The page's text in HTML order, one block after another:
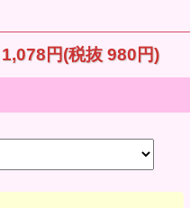
1,078円(税抜 980円)